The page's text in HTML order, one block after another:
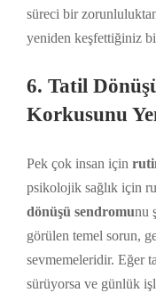
süreci bir
yeniden keşfettiğiniz
6. Tatil
Korkusunu
Pek çok insan için
psikolojik sağlık için
dönüşü sendromunu
görülen temel sorun,
sevmemeleridir. Eğer
sürüyorsa ve günlük